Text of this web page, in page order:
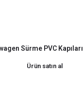
Sürme PVC Kapıları
Ürün satın al